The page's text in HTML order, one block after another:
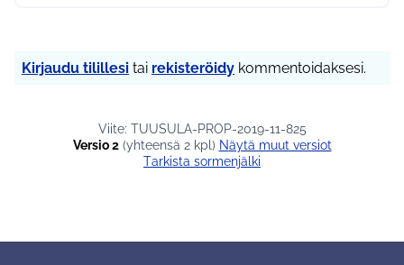
Kirjaudu tilillesi tai rekisteröidy kommentoidaksesi.
Viite: TUUSULA-PROP-2019-11-825
Versio 2(yhteensä 2 kpl)
näytä muut versiot
Tarkista sormenjälki